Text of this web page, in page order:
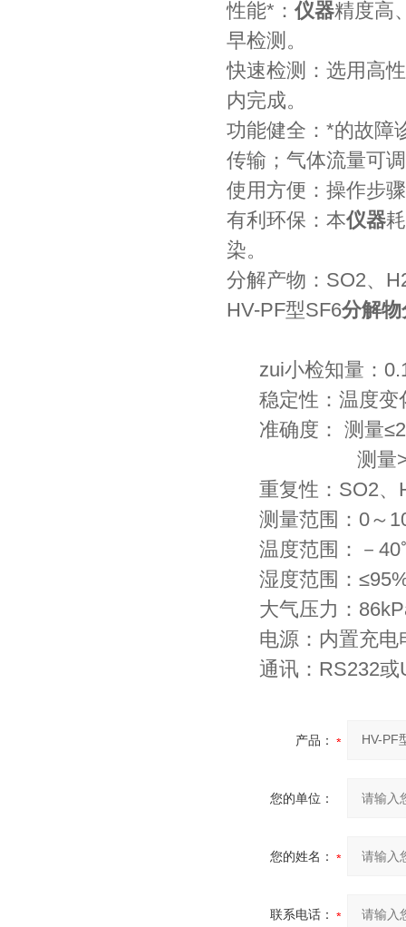
性能*： 仪器精度高
早检测。
快速检测：选用高
内完成。
功能健全：*的故障
传输；气体流量可
使用方便：操作步
有利环保：本仪器
染。
分解产物：SO2、
HV-PF型SF6分解
zui小检知量：
稳定性：温度变
准确度： 测量
测量>2ppm
重复性：SO2、
测量范围：0～
温度范围：－
湿度范围：
大气压力：
电源：内置充电
通讯：RS232或
产品：
您的单位：
您的姓名：
联系电话：